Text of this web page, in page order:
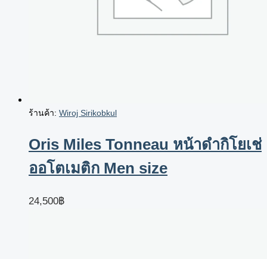
ร้านค้า: Wiroj Sirikobkul
Oris Miles Tonneau หน้าดำกิโยเช่
ออโตเมติก Men size
24,500฿